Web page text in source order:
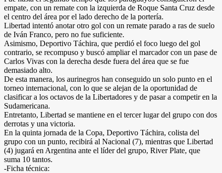
empate, con un remate con la izquierda de Roque Santa Cruz desde
el centro del área por el lado derecho de la portería.
Libertad intentó anotar otro gol con un remate parado a ras de suelo
de Iván Franco, pero no fue suficiente.
Asimismo, Deportivo Táchira, que perdió el foco luego del gol
contrario, se recompuso y buscó ampliar el marcador con un pase de
Carlos Vivas con la derecha desde fuera del área que se fue
demasiado alto.
De esta manera, los aurinegros han conseguido un solo punto en el
torneo internacional, con lo que se alejan de la oportunidad de
clasificar a los octavos de la Libertadores y de pasar a competir en la
Sudamericana.
Entretanto, Libertad se mantiene en el tercer lugar del grupo con dos
derrotas y una victoria.
En la quinta jornada de la Copa, Deportivo Táchira, colista del
grupo con un punto, recibirá al Nacional (7), mientras que Libertad
(4) jugará en Argentina ante el líder del grupo, River Plate, que
suma 10 tantos.
-Ficha técnica: